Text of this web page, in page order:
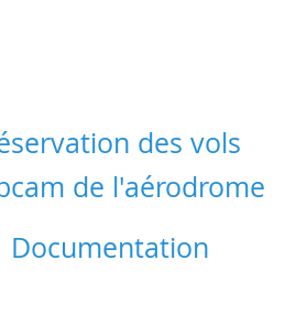
des vols
de l'aérodrome
Documentation